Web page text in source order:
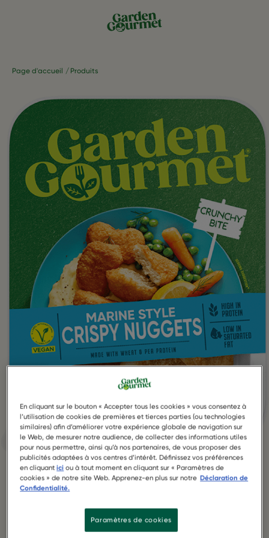
Page d'accueil Produits
En cliquant sur le bouton « Accepter tous les cookies » vous consentez à
l’utilisation de cookies de premières et tierces parties (ou technologies
similaires) afin d’améliorer votre expérience globale de navigation sur
le Web, de mesurer notre audience, de collecter des informations utiles
pour nous permettre, ainsi qu’à nos partenaires, de vous proposer des
publicités adaptées à vos centres d’intérêt. Définissez vos préférences
en cliquantici ou à tout moment en cliquant sur « Paramètres de
cookies » de notre site Web. Apprenez-en plus sur notre Déclaration de
Confidentialité.
Paramètres de cookies